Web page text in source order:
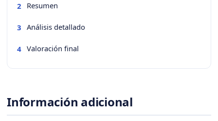
2 Resumen
3 Análisis detallado
4 Valoración final
Información adicional